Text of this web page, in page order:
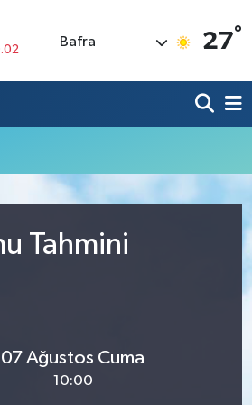
Bafra 27°
Tahmini
07 Ağustos Cuma
10:00